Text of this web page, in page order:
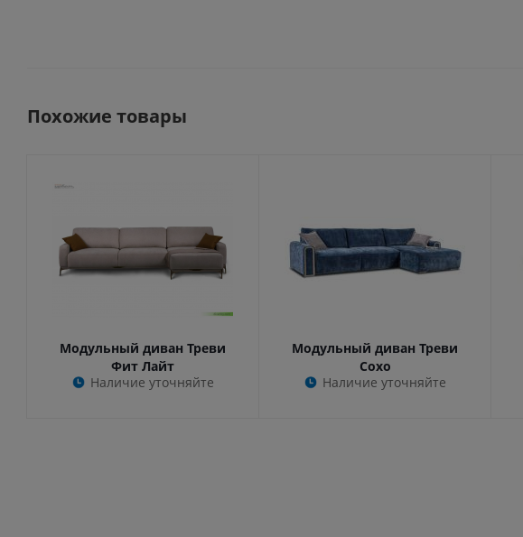
Похожие товары
Модульный диван Треви
Фит Лайт
Наличие уточняйте
Модульный диван Треви
Сохо
Наличие уточняйте